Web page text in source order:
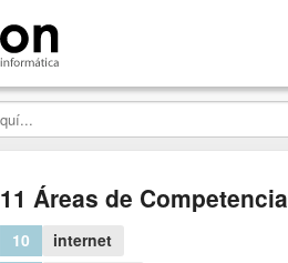
11 Áreas de Competencia
10
internet